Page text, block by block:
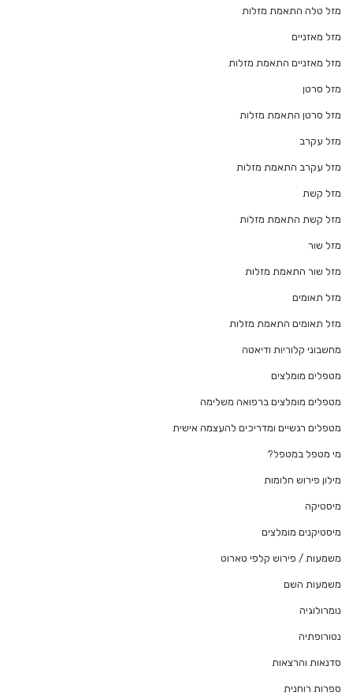
מזל טלה התאמת מזלות
מזל מאזניים
מזל מאזניים התאמת מזלות
מזל סרטן
מזל סרטן התאמת מזלות
מזל עקרב
מזל עקרב התאמת מזלות
מזל קשת
מזל קשת התאמת מזלות
מזל שור
מזל שור התאמת מזלות
מזל תאומים
מזל תאומים התאמת מזלות
מחשבוני קלוריות ודיאטה
מטפלים מומלצים
מטפלים מומלצים ברפואה משלימה
מטפלים רגשיים ומדריכים להעצמה אישית
מי מטפל במטפל?
מילון פירוש חלומות
מיסטיקה
מיסטיקנים מומלצים
משמעות / פירוש קלפי טארוט
משמעות השם
נומרולוגיה
נטורופתיה
סדנאות והרצאות
ספרות רוחנית